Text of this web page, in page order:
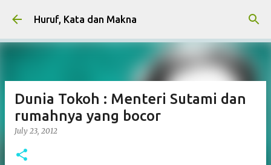
Skip to main content
Huruf, Kata dan Makna
Dunia Tokoh : Menteri Sutami dan
rumahnya yang bocor
July 23, 2012